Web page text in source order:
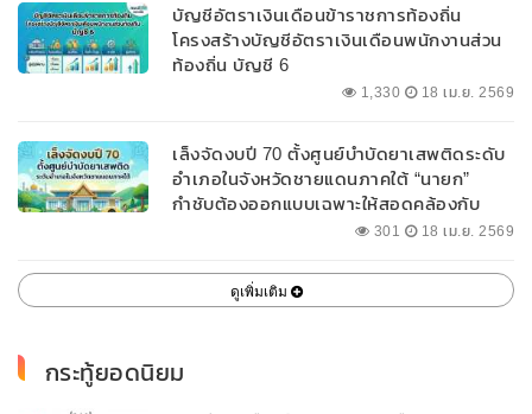
บัญชีอัตราเงินเดือนข้าราชการท้องถิ่น
โครงสร้างบัญชีอัตราเงินเดือนพนักงานส่วน
ท้องถิ่น บัญชี 6
1,330 18 เม.ย. 2569
เล็งจัดงบปี 70 ตั้งศูนย์บำบัดยาเสพติดระดับ
อำเภอในจังหวัดชายแดนภาคใต้ “นายก”
กำชับต้องออกแบบเฉพาะให้สอดคล้องกับ
301 18 เม.ย. 2569
ดูเพิ่มเติม
กระทู้ยอดนิยม